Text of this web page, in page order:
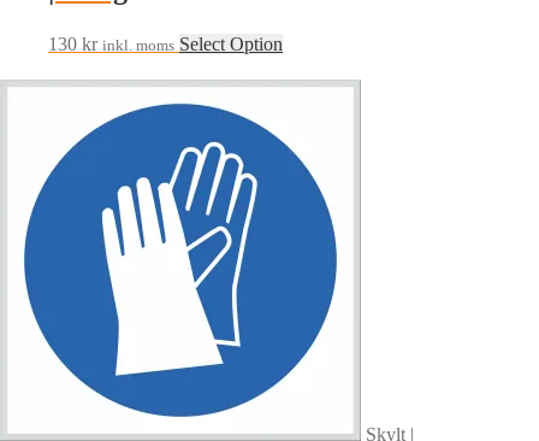
130 kr inkl. moms Select Option
Skylt |